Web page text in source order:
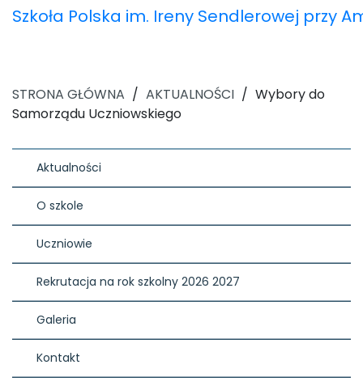
Szkoła Polska im. Ireny Sendlerowej przy
STRONA GŁÓWNA / AKTUALNOŚCI / Wybory do
Samorządu Uczniowskiego
Aktualności
O szkole
Uczniowie
Rekrutacja na rok szkolny 2026 2027
Galeria
Kontakt